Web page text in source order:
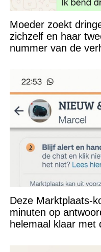
Moeder zoekt
zichzelf en haar
nummer van de
Deze Marktplaats-
minuten op
helemaal klaar met